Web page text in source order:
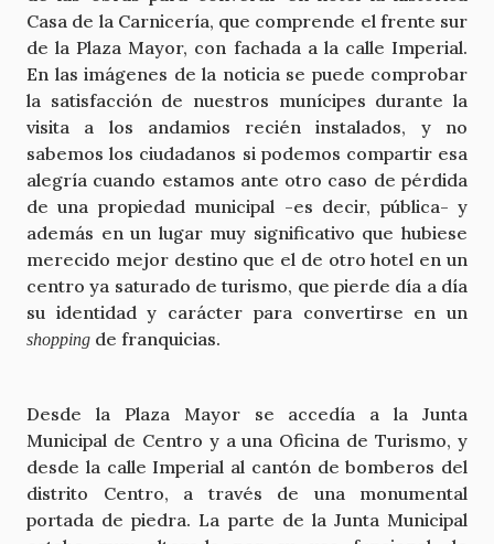
Casa de la Carnicería, que comprende el frente sur
de la Plaza Mayor, con fachada a la calle Imperial.
En las imágenes de la noticia se puede comprobar
la satisfacción de nuestros munícipes durante la
visita a los andamios recién instalados, y no
sabemos los ciudadanos si podemos compartir esa
alegría cuando estamos ante otro caso de pérdida
de una propiedad municipal -es decir, pública- y
además en un lugar muy significativo que hubiese
merecido mejor destino que el de otro hotel en un
centro ya saturado de turismo, que pierde día a día
su identidad y carácter para convertirse en un
shopping de franquicias.
Desde la Plaza Mayor se accedía a la Junta
Municipal de Centro y a una Oficina de Turismo, y
desde la calle Imperial al cantón de bomberos del
distrito Centro, a través de una monumental
portada de piedra. La parte de la Junta Municipal